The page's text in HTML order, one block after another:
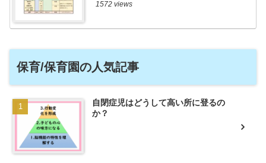
1572 views
保育/保育園の人気記事
自閉症児はどうして高い所に登るの
か？